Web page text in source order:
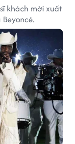
khách mời xuất